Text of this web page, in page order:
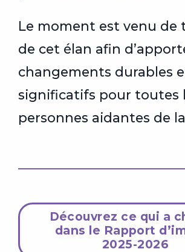
Le moment est venu de
de cet élan afin
changements durables
significatifs pour toutes
personnes aidantes de
Découvrez ce qui a
dans le Rapport
2025-2026